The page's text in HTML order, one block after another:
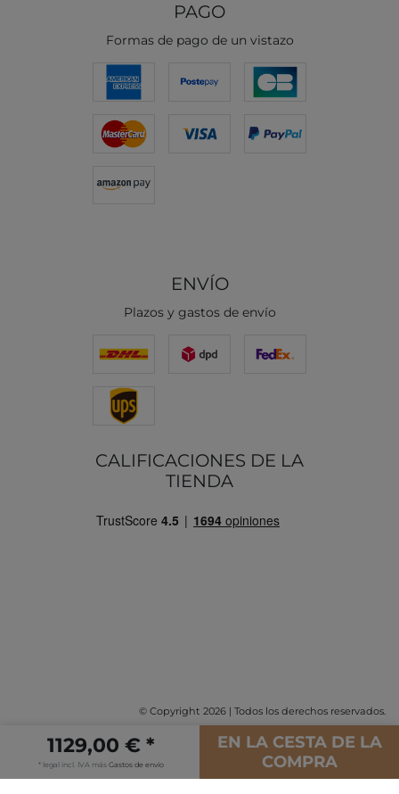
1129,00 € *
* legal incl. IVA más Gastos de envío
EN LA CESTA DE LA
COMPRA
PAGO
Formas de pago de un vistazo
ENVÍO
Plazos y gastos de envío
CALIFICACIONES DE LA
TIENDA
© Copyright 2026 | Todos los derechos reservados.